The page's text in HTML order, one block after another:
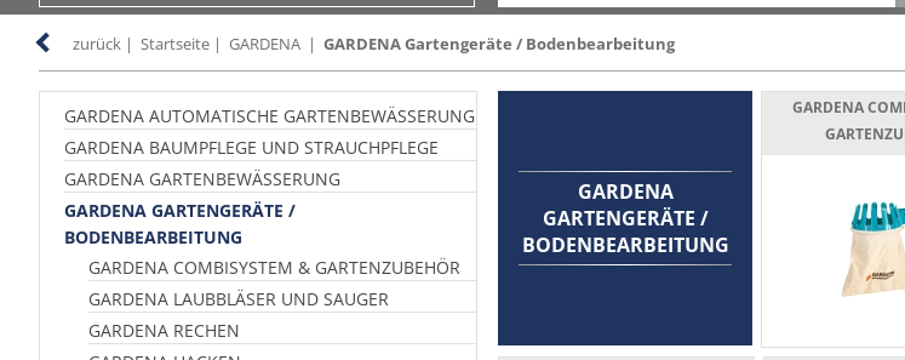
zurück | Startseite | GARDENA | GARDENA Gartengeräte / Bodenbearbeitung
GARDENA AUTOMATISCHE GARTENBEWÄSSERUNG
GARDENA BAUMPFLEGE UND STRAUCHPFLEGE
GARDENA GARTENBEWÄSSERUNG
GARDENA GARTENGERÄTE /
BODENBEARBEITUNG
GARDENA COMBISYSTEM & GARTENZUBEHÖR
GARDENA LAUBBLÄSER UND SAUGER
GARDENA RECHEN
GARDENA
GARTENGERÄTE /
BODENBEARBEITUNG
GARDENA